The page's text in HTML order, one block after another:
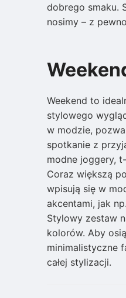
dobrego smaku.
nosimy – z
Weekend to
stylowego
w modzie,
spotkanie z
modne joggery,
Coraz większą
wpisują się w
akcentami, jak
Stylowy zestaw
kolorów. Aby
minimalistyczne
całej stylizacji.